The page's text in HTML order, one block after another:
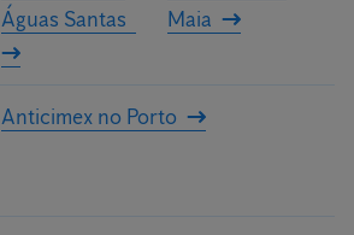
Águas Santas
Maia
Anticimex no Porto